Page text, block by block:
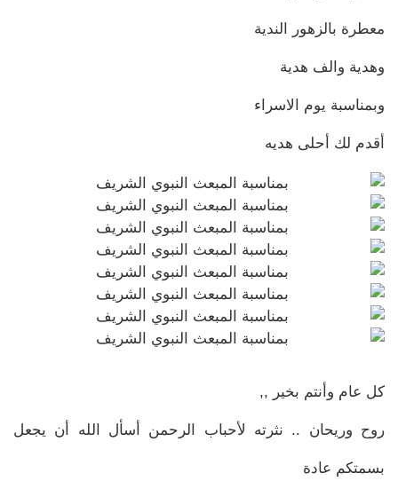
معطرة بالزهور الندية
وهدية والف هدية
وبمناسبة يوم الاسراء
أقدم لك أحلى هديه
كل عام وأنتم بخير ,,
روح وريحان .. نثرته لأحباب الرحمن أسأل الله أن يجعل
بسمتكم عادة